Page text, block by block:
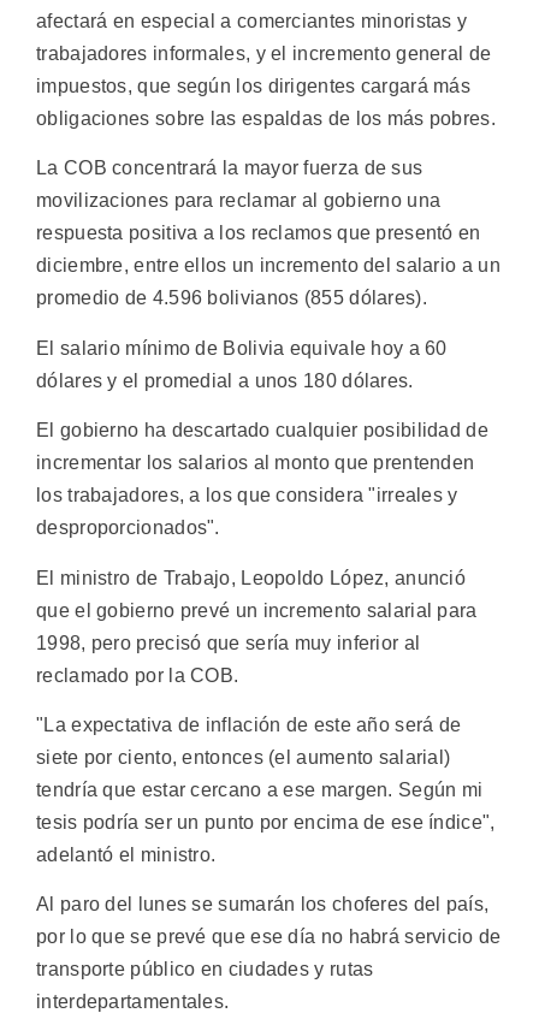
afectará en especial a comerciantes minoristas y
trabajadores informales, y el incremento general de
impuestos, que según los dirigentes cargará más
obligaciones sobre las espaldas de los más pobres.
La COB concentrará la mayor fuerza de sus
movilizaciones para reclamar al gobierno una
respuesta positiva a los reclamos que presentó en
diciembre, entre ellos un incremento del salario a un
promedio de 4.596 bolivianos (855 dólares).
El salario mínimo de Bolivia equivale hoy a 60
dólares y el promedial a unos 180 dólares.
El gobierno ha descartado cualquier posibilidad de
incrementar los salarios al monto que prentenden
los trabajadores, a los que considera "irreales y
desproporcionados".
El ministro de Trabajo, Leopoldo López, anunció
que el gobierno prevé un incremento salarial para
1998, pero precisó que sería muy inferior al
reclamado por la COB.
"La expectativa de inflación de este año será de
siete por ciento, entonces (el aumento salarial)
tendría que estar cercano a ese margen. Según mi
tesis podría ser un punto por encima de ese índice",
adelantó el ministro.
Al paro del lunes se sumarán los choferes del país,
por lo que se prevé que ese día no habrá servicio de
transporte público en ciudades y rutas
interdepartamentales.